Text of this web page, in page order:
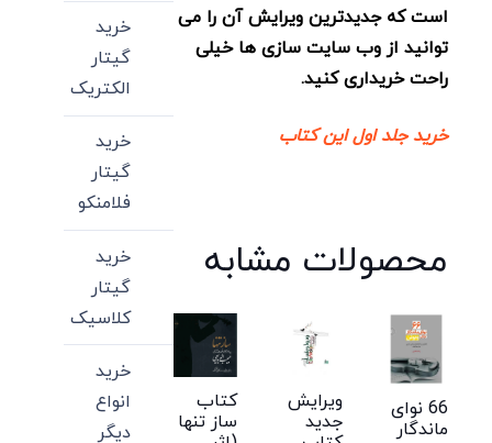
است که جدیدترین ویرایش آن را می
توانید از وب سایت سازی ها خیلی
راحت خریداری کنید.
خرید جلد اول این کتاب
محصولات مشابه
66 نوای
ماندگار
ویرایش
جدید
کتاب
ساز تنها
خرید
گیتار
الکتریک
خرید
گیتار
فلامنکو
خرید
گیتار
کلاسیک
خرید
انواع
دیگر